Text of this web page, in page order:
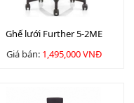
Ghế lưới Further 5-2ME
Giá bán: 1,495,000 VNĐ